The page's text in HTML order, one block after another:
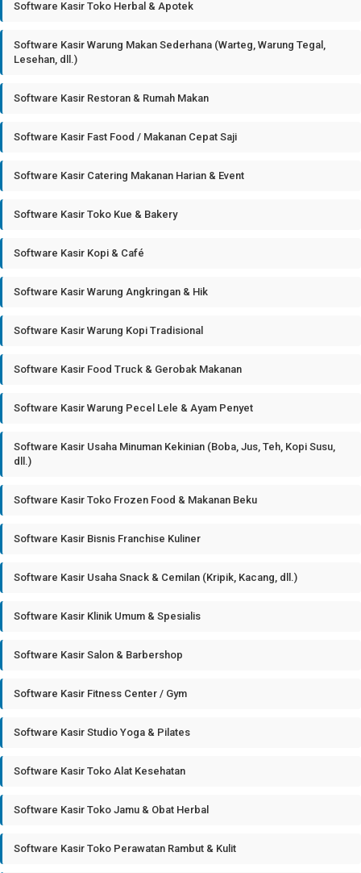
Software Kasir Toko Herbal & Apotek
Software Kasir Warung Makan Sederhana (Warteg, Warung Tegal,
Lesehan, dll.)
Software Kasir Restoran & Rumah Makan
Software Kasir Fast Food / Makanan Cepat Saji
Software Kasir Catering Makanan Harian & Event
Software Kasir Toko Kue & Bakery
Software Kasir Kopi & Café
Software Kasir Warung Angkringan & Hik
Software Kasir Warung Kopi Tradisional
Software Kasir Food Truck & Gerobak Makanan
Software Kasir Warung Pecel Lele & Ayam Penyet
Software Kasir Usaha Minuman Kekinian (Boba, Jus, Teh, Kopi Susu,
dll.)
Software Kasir Toko Frozen Food & Makanan Beku
Software Kasir Bisnis Franchise Kuliner
Software Kasir Usaha Snack & Cemilan (Kripik, Kacang, dll.)
Software Kasir Klinik Umum & Spesialis
Software Kasir Salon & Barbershop
Software Kasir Fitness Center / Gym
Software Kasir Studio Yoga & Pilates
Software Kasir Toko Alat Kesehatan
Software Kasir Toko Jamu & Obat Herbal
Software Kasir Toko Perawatan Rambut & Kulit